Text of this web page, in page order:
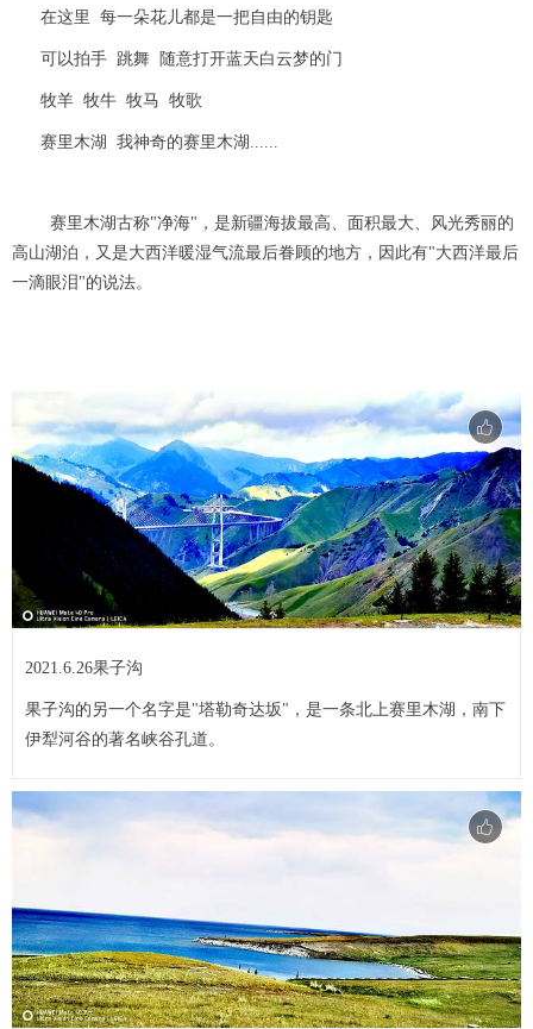
在这里 每一朵花儿都是一把自由的钥匙
可以拍手 跳舞 随意打开蓝天白云梦的门
牧羊 牧牛 牧马 牧歌
赛里木湖 我神奇的赛里木湖......
赛里木湖古称"净海"，是新疆海拔最高、面积最大、风光秀丽的
高山湖泊，又是大西洋暖湿气流最后眷顾的地方，因此有"大西洋最后
一滴眼泪"的说法。
2021.6.26果子沟
果子沟的另一个名字是"塔勒奇达坂"，是一条北上赛里木湖，南下
伊犁河谷的著名峡谷孔道。